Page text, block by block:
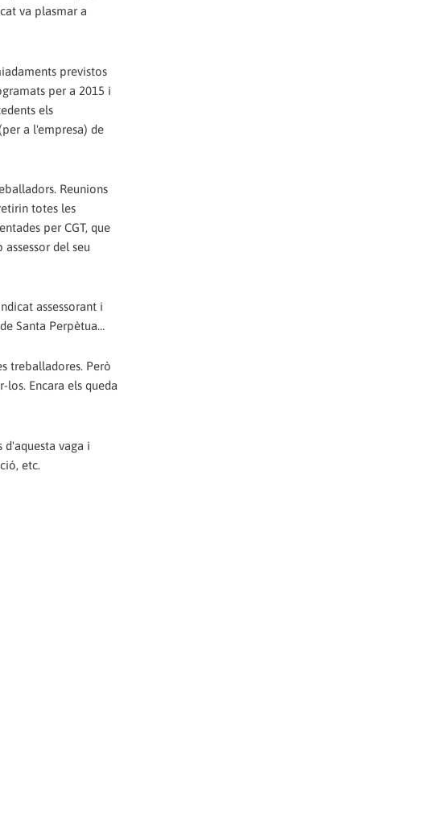
va plasmar a
previstos
per a 2015 i
els
a l'empresa) de
Reunions
totes les
per CGT, que
del seu
assessorant i
Santa Perpètua…
treballadores. Però
Encara els queda
d'aquesta vaga i
etc.